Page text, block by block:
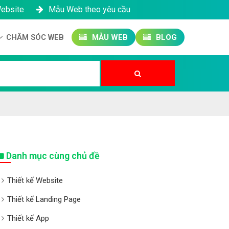
Mẫu Web theo yêu cầu
CHĂM SÓC WEB MẪU WEB BLOG
Danh mục cùng chủ đề
Thiết kế Website
Thiết kế Landing Page
Thiết kế App